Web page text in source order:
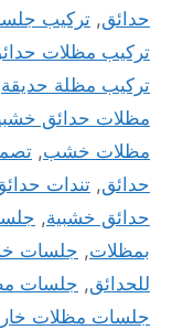
حدائق, تركيب
تركيب مظلات
تركيب مظلة حديقة
مظلات حدائق
مظلات خشب,
حدائق, تندات
حدائق خشبية,
بمظلات, جلسات
للحدائق, جلسات
جلسات مظلات